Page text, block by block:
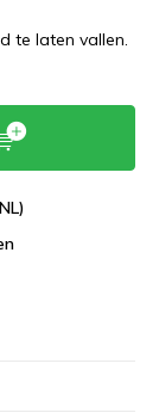
te laten vallen.